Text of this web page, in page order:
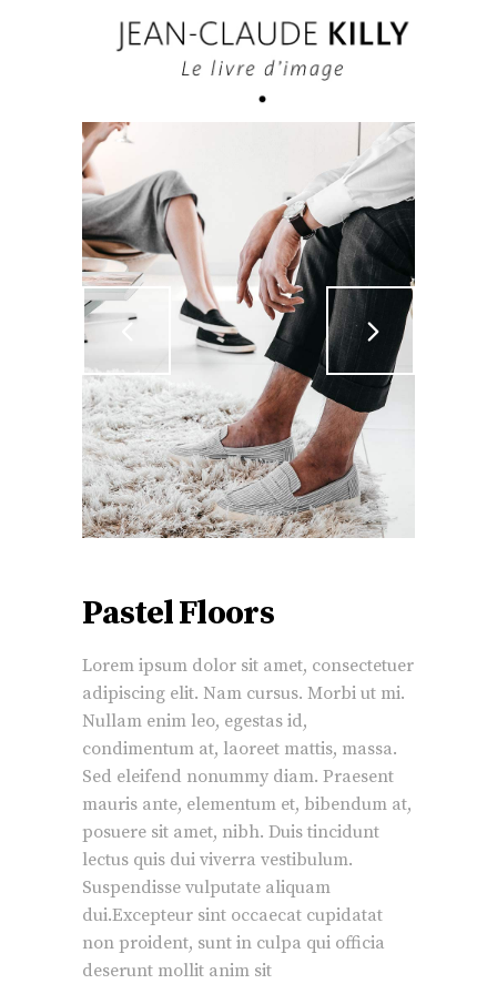
Pastel Floors
Lorem ipsum dolor sit amet, consectetuer
adipiscing elit. Nam cursus. Morbi ut mi.
Nullam enim leo, egestas id,
condimentum at, laoreet mattis, massa.
Sed eleifend nonummy diam. Praesent
mauris ante, elementum et, bibendum at,
posuere sit amet, nibh. Duis tincidunt
lectus quis dui viverra vestibulum.
Suspendisse vulputate aliquam
dui.Excepteur sint occaecat cupidatat
non proident, sunt in culpa qui officia
deserunt mollit anim sit